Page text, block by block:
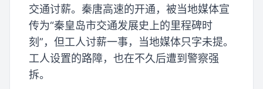
交通讨薪。秦唐高速的开通，被当地媒体宣
传为“秦皇岛市交通发展史上的里程碑时
刻”，但工人讨薪一事，当地媒体只字未提。
工人设置的路障，也在不久后遭到警察强
拆。